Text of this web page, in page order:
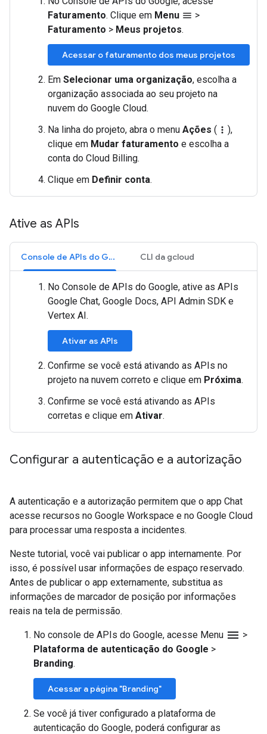
Faturamento. Clique em Menu menu >
Faturamento > Meus projetos.
Acessar o faturamento dos meus projetos
Em Selecionar uma organização, escolha a
organização associada ao seu projeto na
nuvem do Google Cloud.
Na linha do projeto, abra o menu Ações ( more_vert ),
clique em Mudar faturamento e escolha a
conta do Cloud Billing.
Clique em Definir conta.
Ative as APIs
Console de APIs do Google CLI da gcloud
No Console de APIs do Google, ative as APIs
Google Chat, Google Docs, API Admin SDK e
Vertex AI.
Ativar as APIs
Confirme se você está ativando as APIs no
projeto na nuvem correto e clique em Próxima.
Confirme se você está ativando as APIs
corretas e clique em Ativar.
Configurar a autenticação e a autorização
A autenticação e a autorização permitem que o app Chat
acesse recursos no Google Workspace e no Google Cloud
para processar uma resposta a incidentes.
Neste tutorial, você vai publicar o app internamente. Por
isso, é possível usar informações de espaço reservado.
Antes de publicar o app externamente, substitua as
informações de marcador de posição por informações
reais na tela de permissão.
No console de APIs do Google, acesse Menu menu >
Plataforma de autenticação do Google >
Branding.
Acessar a página "Branding"
Se você já tiver configurado a plataforma de
autenticação do Google, poderá configurar as